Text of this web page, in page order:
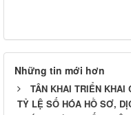
Những tin mới hơn
TÂN KHAI TRIỂN KHAI
TỶ LỆ SỐ HÓA HỒ SƠ,